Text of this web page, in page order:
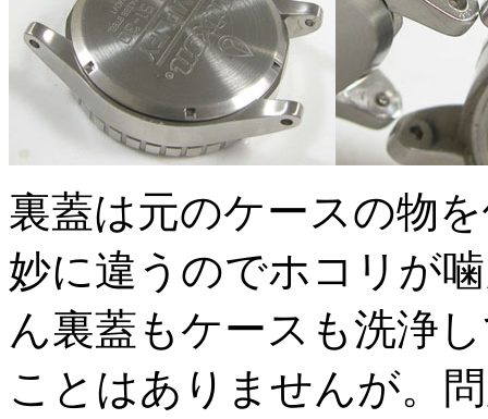
裏蓋は元のケースの物
妙に違うのでホコリが
ん裏蓋もケースも洗浄
ことはありませんが。